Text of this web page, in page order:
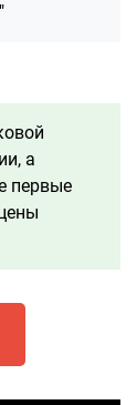
а
первые